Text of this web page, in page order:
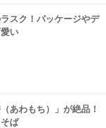
スク！パッケージやデ
い
あわもち）」が絶品！
ば